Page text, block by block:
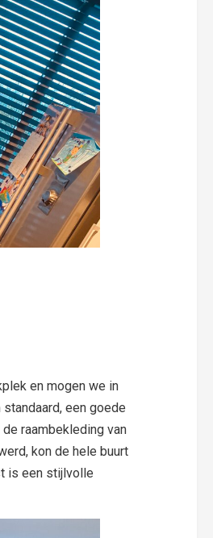
en mogen we in
een goede
raambekleding van
kon de hele buurt
is een stijlvolle